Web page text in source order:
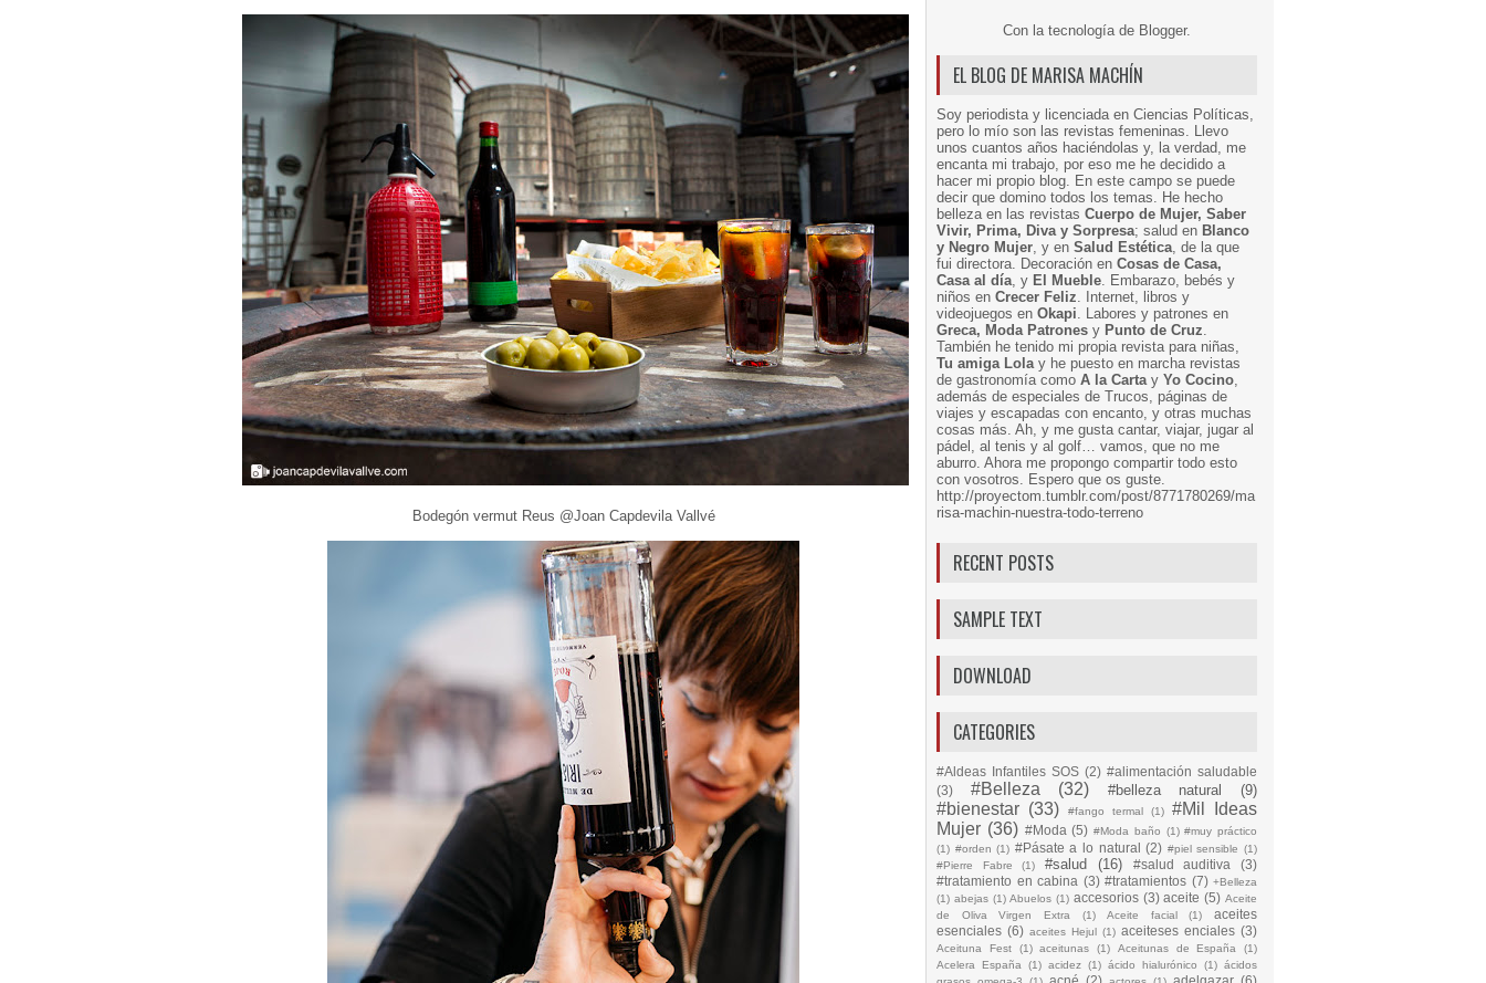
Bodegón vermut Reus @Joan Capdevila Vallvé
Con la tecnología de Blogger.
EL BLOG DE MARISA MACHÍN
Soy periodista y licenciada en Ciencias Políticas,
pero lo mío son las revistas femeninas. Llevo
unos cuantos años haciéndolas y, la verdad, me
encanta mi trabajo, por eso me he decidido a
hacer mi propio blog. En este campo se puede
decir que domino todos los temas. He hecho
belleza en las revistas Cuerpo de Mujer, Saber
Vivir, Prima, Diva y Sorpresa; salud en Blanco
y Negro Mujer, y en Salud Estética, de la que
fui directora. Decoración en Cosas de Casa,
Casa al día, y El Mueble. Embarazo, bebés y
niños en Crecer Feliz. Internet, libros y
videojuegos en Okapi. Labores y patrones en
Greca, Moda Patrones y Punto de Cruz.
También he tenido mi propia revista para niñas,
Tu amiga Lolay he puesto en marcha revistas
de gastronomía como A la Cartay Yo Cocino,
además de especiales de Trucos, páginas de
viajes y escapadas con encanto, y otras muchas
cosas más. Ah, y me gusta cantar, viajar, jugar al
pádel, al tenis y al golf… vamos, que no me
aburro. Ahora me propongo compartir todo esto
con vosotros. Espero que os guste.
http://proyectom.tumblr.com/post/8771780269/ma
risa-machin-nuestra-todo-terreno
RECENT POSTS
SAMPLE TEXT
DOWNLOAD
CATEGORIES
#Aldeas Infantiles SOS (2) #alimentación saludable
(3)
#Belleza (32) #belleza natural (9)
#bienestar (33) #fango termal (1)
#Mil Ideas
Mujer (36) #Moda (5) #Moda baño (1) #muy práctico
(1) #orden (1) #Pásate a lo natural (2) #piel sensible (1)
#Pierre Fabre
(1) #salud (16) #salud auditiva
(3)
#tratamiento en cabina (3) #tratamientos (7) +Belleza
(1) abejas (1) Abuelos (1) accesorios (3) aceite (5) Aceite
de Oliva Virgen Extra
(1) Aceite facial (1)
aceites
esenciales (6) aceites Hejul (1) aceiteses enciales (3)
Aceituna Fest (1) aceitunas (1) Aceitunas de España
(1)
Acelera España (1) acidez (1) ácido hialurónico (1) ácidos